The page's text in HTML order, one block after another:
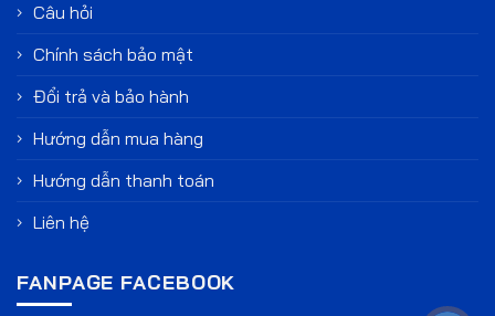
Câu hỏi
Chính sách bảo mật
Đổi trả và bảo hành
Hướng dẫn mua hàng
Hướng dẫn thanh toán
Liên hệ
FANPAGE FACEBOOK